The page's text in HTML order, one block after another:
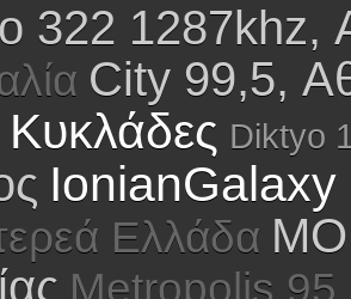
322 1287khz,
City 99,5,
Diktyo
IonianGalaxy
Ελλάδα
Metropolis